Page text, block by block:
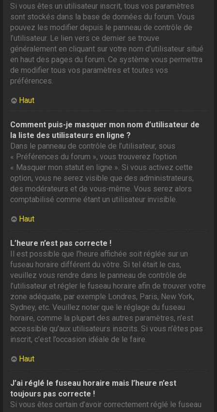
Si vous êtes un utilisateur inscrit, tous vos paramètres
sont stockés dans la base de données du forum. Vous
pouvez les modifier depuis le panneau de contrôle de
l’utilisateur. Le lien vers ce dernier se trouve
généralement en cliquant sur votre nom d’utilisateur situé
en haut des pages du forum. Ce système vous permettra
de modifier tous vos paramètres et toutes vos
préférences.
Haut
Comment puis-je masquer mon nom d’utilisateur de
la liste des utilisateurs en ligne ?
Dans le panneau de contrôle de l’utilisateur, sous
« Préférences du forum », vous trouverez l’option
« Masquer mon statut en ligne ». Si vous activez cette
option, vous ne serez visible que des administrateurs,
des modérateurs et de vous-même. Vous serez alors
comptabilisé comme étant un utilisateur invisible.
Haut
L’heure n’est pas correcte !
Il est possible que l’heure affichée soit réglée sur un
fuseau horaire différent du vôtre. Si tel était le cas,
veuillez vous rendre dans le panneau de contrôle de
l’utilisateur et régler le fuseau horaire afin de trouver votre
zone adéquate, par exemple Londres, Paris, New York,
Sydney, etc. Veuillez noter que le réglage du fuseau
horaire, comme la plupart des autres paramètres, n’est
accessible qu’aux utilisateurs inscrits. Si vous n’êtes pas
inscrit, c’est l’occasion idéale de le faire.
Haut
J’ai réglé le fuseau horaire mais l’heure n’est
toujours pas correcte !
Si vous êtes certain d’avoir correctement réglé le fuseau